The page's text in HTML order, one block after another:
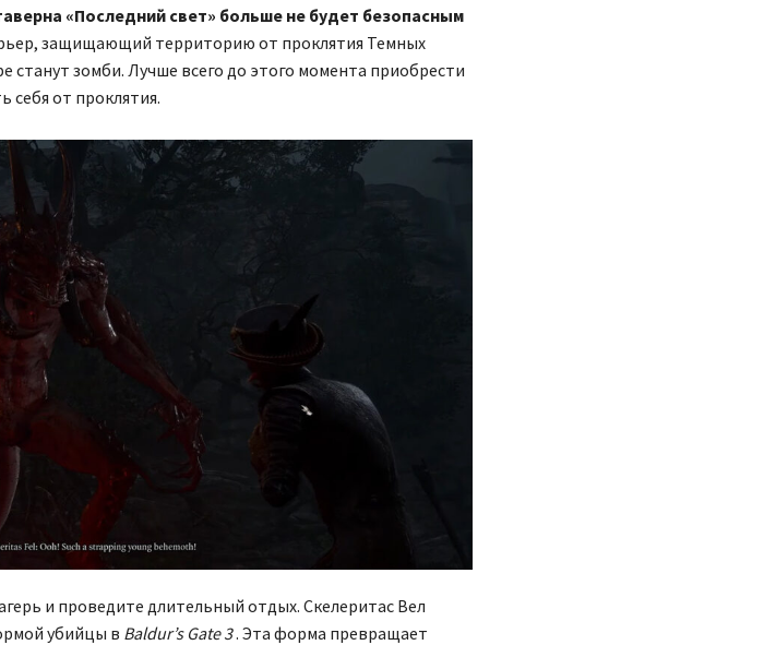
«Последний свет» больше не будет безопасным
защищающий территорию от проклятия Темных
станут зомби. Лучше всего до этого момента приобрести
от проклятия.
и проведите длительный отдых. Скелеритас Вел
убийцы в Baldur’s Gate 3. Эта форма превращает